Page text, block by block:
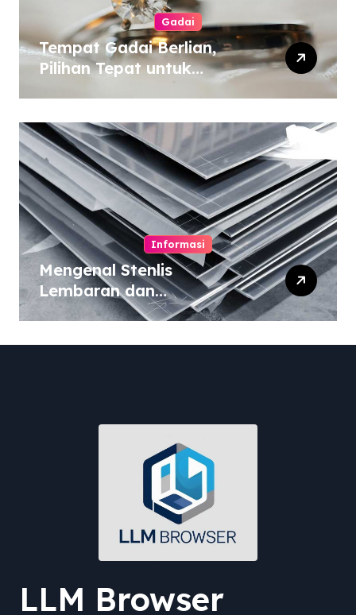
Gadai
Tempat Gadai Berlian,
Pilihan Tepat untuk
Informasi
Mengenal Stenlis
Lembaran dan
Komposisinya
LLM Browser